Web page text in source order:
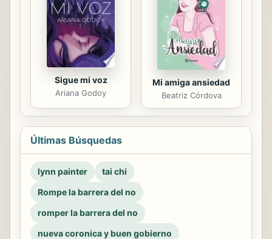
Sigue mi voz
Ariana Godoy
Mi amiga ansiedad
Beatriz Córdova
Últimas Búsquedas
lynn painter
tai chi
Rompe la barrera del no
romper la barrera del no
nueva coronica y buen gobierno